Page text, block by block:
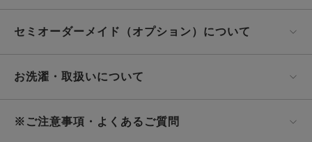
セミオーダーメイド（オプション）について
お洗濯・取扱いについて
※ご注意事項・よくあるご質問